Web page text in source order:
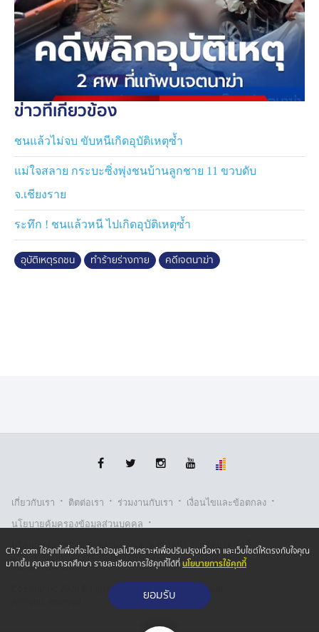
คือ นายณัฐนนท์ คนขี่รถจักรยานยนต์นั่นเอง
ตำรวจขยายผลเพิ่มเติม ทราบว่า ผู้หญิงในคลิปที่กำลังหนี
ตาย คือ นางสาวธิดารัตน์ ผู้เสียชีวิตจากอุบัติเหตุรถชน และ
เป็นเจ้าของรถเก๋งคันนี้ด้วย ส่วนเสียงผู้ชายในรถ ก็คือ นาย
อานนท์ คนขับรถยนต์
เป็นพนักงานของโรงแรมแห่งหนึ่ง ก่อนเลิกงาน ประมาณ
01.00 น. (8 มิ.ย.) นายอานนท์ ได้มาหาเธอ เพื่อง้อขอคืนดี
และชวนไปกินข้าว ก่อนที่ทั้งคู่จะขับรถเก๋งออกมาด้วยกัน
ฝ่ายหญิงเป็นคนขับ นำมาสู่เหตุการณ์นี้
และเมื่อช่วงสายที่ผ่านมา ตำรวจได้เดินทางไปที่โรงพยาบาล
ต้นเขายังไม่ยอมพูดให้การใด ๆ ส่วนผลตรวจเลือด ไม่พบ
สลาย
ข่าวที่เกี่ยวข้อง
ชนแล้วไม่จบ ขับหนีเกิดอุบัติเหตุซ้ำ
แม่ใจสลาย กระบะซิ่งพุ่งชนบ้านลูกชาย 11 ขวบดับ
จ.เชียงราย
ระทึก ! ชนแล้วหนี ไปเกิดอุบัติเหตุซ้ำ
อุบัติเหตุรถชน ทำร้ายร่างกาย คดีเจตนาฆ่า
เกี่ยวกับเรา · ติตต่อเรา · ร่วมงานกับเรา · เงื่อนไขและข้อตกลง ·
นโยบายคุ้มครองข้อมูลส่วนบุคคล ·
นโยบายคุ้มครองข้อมูลส่วนบุคคล (ออนไลน์) · นโยบายคุกกี้ ·
รับเรื่องร้องเรียน
Copyright © 2026 Bangkok Broadcasting & T.V. Co.,Ltd.
Ch7.com ใช้คุกกี้เพื่อที่จะได้นำข้อมูลไปวิเคราะห์เพื่อปรับปรุงเนื้อหา และเว็บไซต์ให้ตรงกับใจคุณ
มากขึ้น คุณสามารถศึกษา รายละเอียดการใช้คุกกี้ได้ที่นโยบายการใช้คุกกี้
ยอมรับ